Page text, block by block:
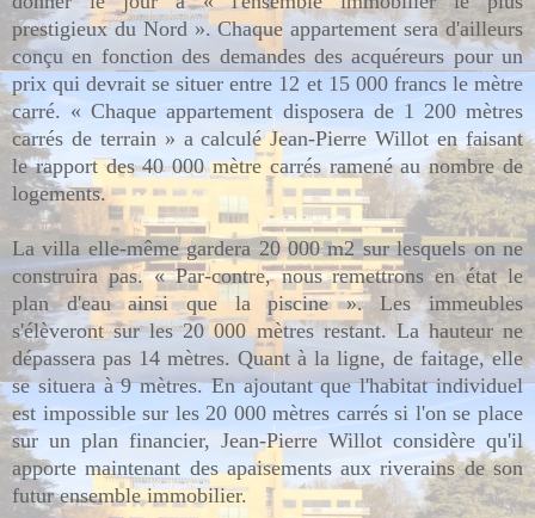
prestigieux du Nord ». Chaque appartement sera d'ailleurs
conçu en fonction des demandes des acquéreurs pour un
prix qui devrait se situer entre 12 et 15 000 francs le mètre
carré. « Chaque appartement disposera de 1 200 mètres
carrés de terrain » a calculé Jean-Pierre Willot en faisant
le rapport des 40 000 mètre carrés ramené au nombre de
logements.
La villa elle-même gardera 20 000 m2 sur lesquels on ne
construira pas. « Par-contre, nous remettrons en état le
plan d'eau ainsi que la piscine ». Les immeubles
s'élèveront sur les 20 000 mètres restant. La hauteur ne
dépassera pas 14 mètres. Quant à la ligne, de faitage, elle
se situera à 9 mètres. En ajoutant que l'habitat individuel
est impossible sur les 20 000 mètres carrés si l'on se place
sur un plan financier, Jean-Pierre Willot considère qu'il
apporte maintenant des apaisements aux riverains de son
futur ensemble immobilier.